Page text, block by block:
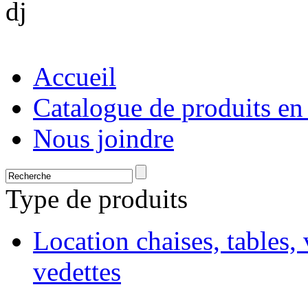
Accueil
Catalogue de produits
Nous joindre
Type de produits
Location chaises,
vedettes